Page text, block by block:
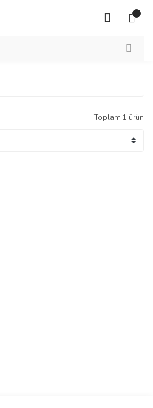
Toplam 1 ürün